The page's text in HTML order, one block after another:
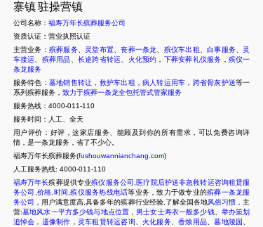
寨镇驻操营镇
公司名称： 福寿万年长殡葬服务公司
资质认证：营业执照认证
主营业务： 殡葬服务、 灵堂布置 、丧葬一条龙 殡仪车出租 、白事服务
灵
车接运
殡葬用品 长途跨省转运 火化预约 ， 下葬安葬礼仪服务 ， 殡仪一
条龙服务
服务特色： 墓地销售转让 ， 救护车出租 ， 病人转运用车 ， 跨省骨灰护送等一
系列殡葬服务， 致力于殡葬一条龙全包托管式管家服务
服务热线：4000-011-110
服务时间：人工、全天
用户评价：好评，这家店服务、能顾及到你的所有需求，可以免费咨询详
情，是一条龙服务，省了不少心。
福寿万年长殡葬服务(fushouwannianchang.com)
人工服务热线: 4000-011-110
福寿万年长殡葬提供专业殡仪服务公司 医疗院后护送非急救转运咨询租赁服
务公司 价格 时间 殡仪服务热线电话等业务，致力于做专业的殡葬一条龙服
务公司
，用户满意度高,具备多年的殡葬行业经验,了解全国各地风俗习惯 ，主
营:墓地风水一平方多少钱与地点位置 ， 男士女士寿衣一般多少钱、 举办策划
追悼会 ， 遗像制作 ， 灵车租赁转运咨询、 火化服务、香烛用品 、墓地陵园